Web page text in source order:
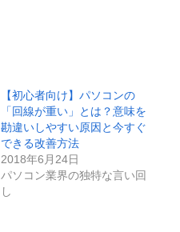
【初心者向け】パソコンの
「回線が重い」とは？意味を
勘違いしやすい原因と今すぐ
できる改善方法
2018年6月24日
パソコン業界の独特な言い回
し